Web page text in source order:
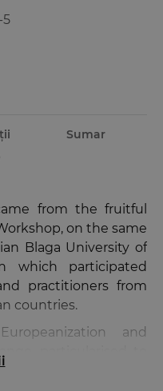
5
Sumar
from the fruitful
on the same
Blaga University of
which participated
practitioners from
countries.
and
particularised to
central focus of this